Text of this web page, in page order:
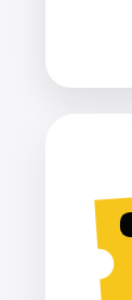
Города
Рейтинги